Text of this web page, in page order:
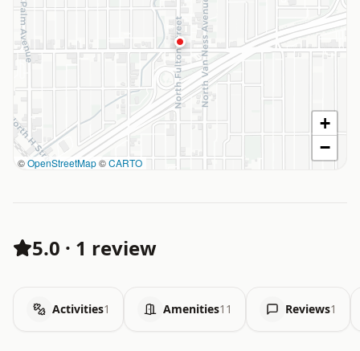
©OpenStreetMap©CARTO
+
−
5.0 · 1 review
Activities1 Amenities11 Reviews1